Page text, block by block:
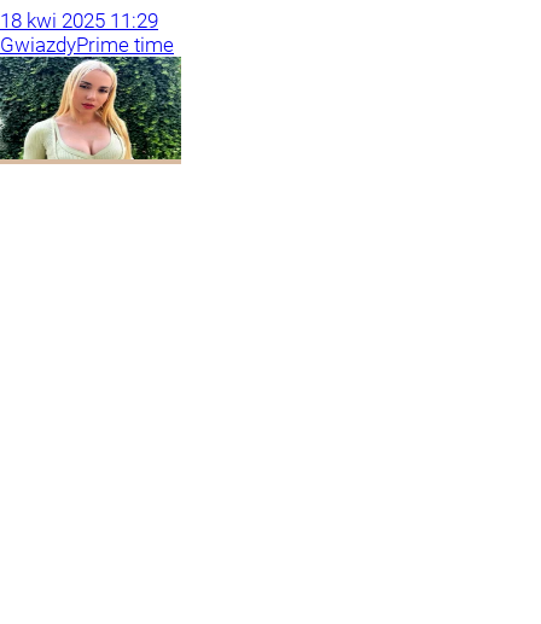
18 kwi 2025 11:29
GwiazdyPrime time